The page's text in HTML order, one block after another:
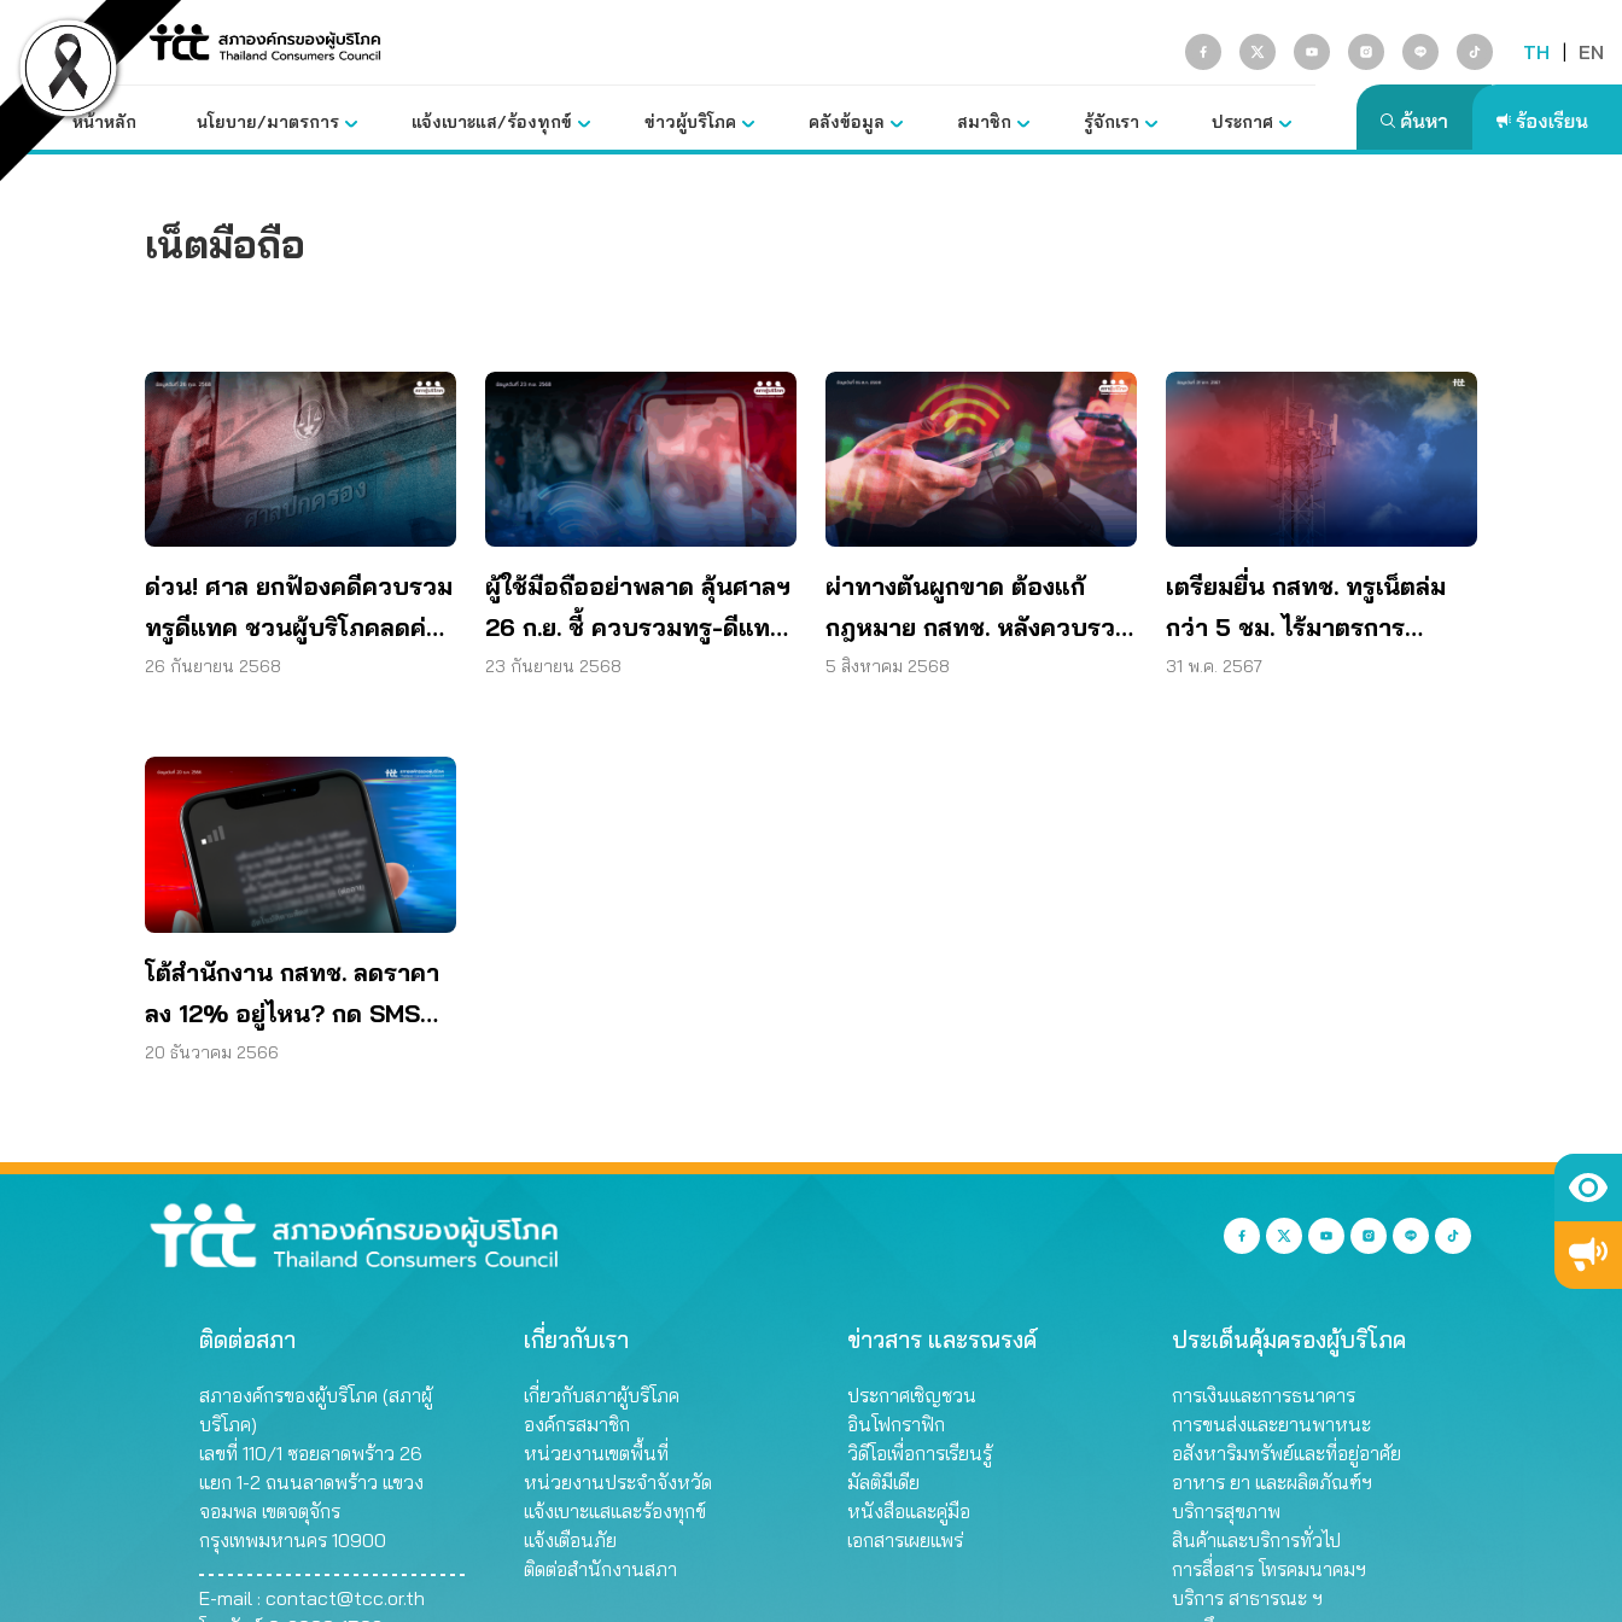
content
TH | EN
หน้าหลัก นโยบาย/มาตรการ แจ้งเบาะแส/ร้องทุกข์ ข่าวผู้บริโภค คลังข้อมูล สมาชิก รู้จักเรา ประกาศ
เน็ตมือถือ
ด่วน! ศาล ยกฟ้องคดีควบรวม
ทรูดีแทค ชวนผู้บริโภคลดค่า
บริการโทรคมฯ
26 กันยายน 2568
ผู้ใช้มือถืออย่าพลาด ลุ้นศาลฯ
26 ก.ย. ชี้ ควบรวมทรู-ดีแทค
ผูกขาดหรือไม่?
23 กันยายน 2568
ผ่าทางตันผูกขาด ต้องแก้
กฎหมาย กสทช. หลังควบรวม
ค่าโทร-ค่าเน็ตพุ่ง
5 สิงหาคม 2568
เตรียมยื่น กสทช. ทรูเน็ตล่ม
กว่า 5 ชม. ไร้มาตรการ
เยียวยา
31 พ.ค. 2567
โต้สำนักงาน กสทช. ลดราคา
ลง 12% อยู่ไหน? กด SMS
ไม่ทัน โดนเปลี่ยนโปรฯ ได้ไง?
20 ธันวาคม 2566
ติดต่อสภา
สภาองค์กรของผู้บริโภค (สภาผู้
บริโภค)
เลขที่ 110/1 ซอยลาดพร้าว 26
แยก 1-2 ถนนลาดพร้าว แขวง
จอมพล เขตจตุจักร
กรุงเทพมหานคร 10900
E-mail : contact@tcc.or.th
เกี่ยวกับเรา
เกี่ยวกับสภาผู้บริโภค
องค์กรสมาชิก
หน่วยงานเขตพื้นที่
หน่วยงานประจำจังหวัด
แจ้งเบาะแสและร้องทุกข์
แจ้งเตือนภัย
ติดต่อสำนักงานสภา
ข่าวสาร และรณรงค์
ประกาศเชิญชวน
อินโฟกราฟิก
วิดีโอเพื่อการเรียนรู้
มัลติมีเดีย
หนังสือและคู่มือ
เอกสารเผยแพร่
ประเด็นคุ้มครองผู้บริโภค
การเงินและการธนาคาร
การขนส่งและยานพาหนะ
อสังหาริมทรัพย์และที่อยู่อาศัย
อาหาร ยา และผลิตภัณฑ์ฯ
บริการสุขภาพ
สินค้าและบริการทั่วไป
การสื่อสาร โทรคมนาคมฯ
บริการ สาธารณะ ฯ